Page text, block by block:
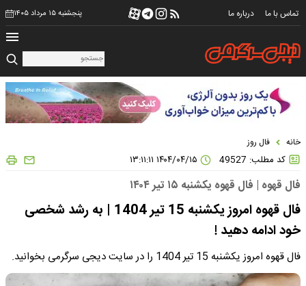
تماس با ما درباره ما پنجشنبه ۱۵ مرداد ۱۴۰۵
خانه فال روز
کد مطلب: 49527
فال قهوه | فال قهوه یکشنبه ۱۵ تیر ۱۴۰۴
فال قهوه امروز یکشنبه 15 تیر 1404 | به رشد شخصی
خود ادامه دهید !
فال قهوه امروز یکشنبه 15 تیر 1404 را در سایت دیجی سرگرمی بخوانید.